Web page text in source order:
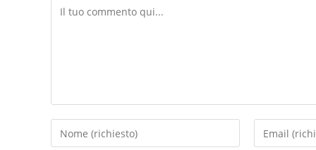
Commento
Inserisci
il
Inserisci
il